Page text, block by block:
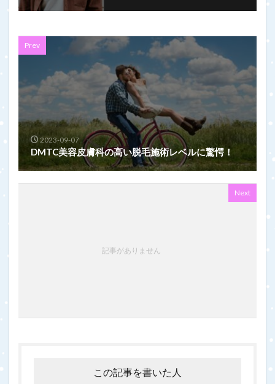
Prev
2023-09-07
DMTC美容皮膚科の高い脱毛施術レベルに驚愕！
Next
記事がありません
この記事を書いた人